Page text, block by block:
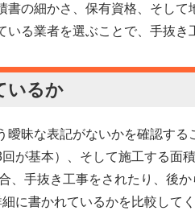
の細かさ、保有資格、そし
る業者を選ぶことで、手抜き
いるか
昧な表記がないかを確認す
が基本）、そして施工する面
、手抜き工事をされたり、後
に書かれているかを比較してく